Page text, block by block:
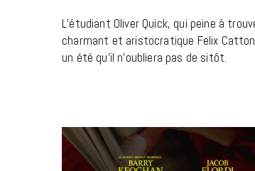
L’étudiant Oliver Quick, qui peine à
charmant et aristocratique Felix
un été qu’il n’oubliera pas de sitôt.